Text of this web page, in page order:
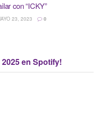
con “ICKY”
23, 2023 0
en Spotify!